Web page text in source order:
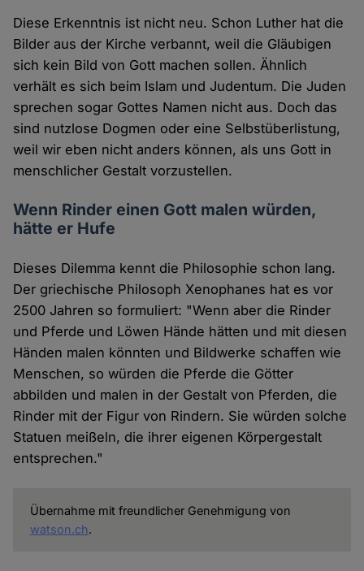
Diese Erkenntnis ist nicht neu. Schon Luther hat die
Bilder aus der Kirche verbannt, weil die Gläubigen
sich kein Bild von Gott machen sollen. Ähnlich
verhält es sich beim Islam und Judentum. Die Juden
sprechen sogar Gottes Namen nicht aus. Doch das
sind nutzlose Dogmen oder eine Selbstüberlistung,
weil wir eben nicht anders können, als uns Gott in
menschlicher Gestalt vorzustellen.
Wenn Rinder einen Gott malen würden,
hätte er Hufe
Dieses Dilemma kennt die Philosophie schon lang.
Der griechische Philosoph Xenophanes hat es vor
2500 Jahren so formuliert: "Wenn aber die Rinder
und Pferde und Löwen Hände hätten und mit diesen
Händen malen könnten und Bildwerke schaffen wie
Menschen, so würden die Pferde die Götter
abbilden und malen in der Gestalt von Pferden, die
Rinder mit der Figur von Rindern. Sie würden solche
Statuen meißeln, die ihrer eigenen Körpergestalt
entsprechen."
Übernahme mit freundlicher Genehmigung von
watson.ch.